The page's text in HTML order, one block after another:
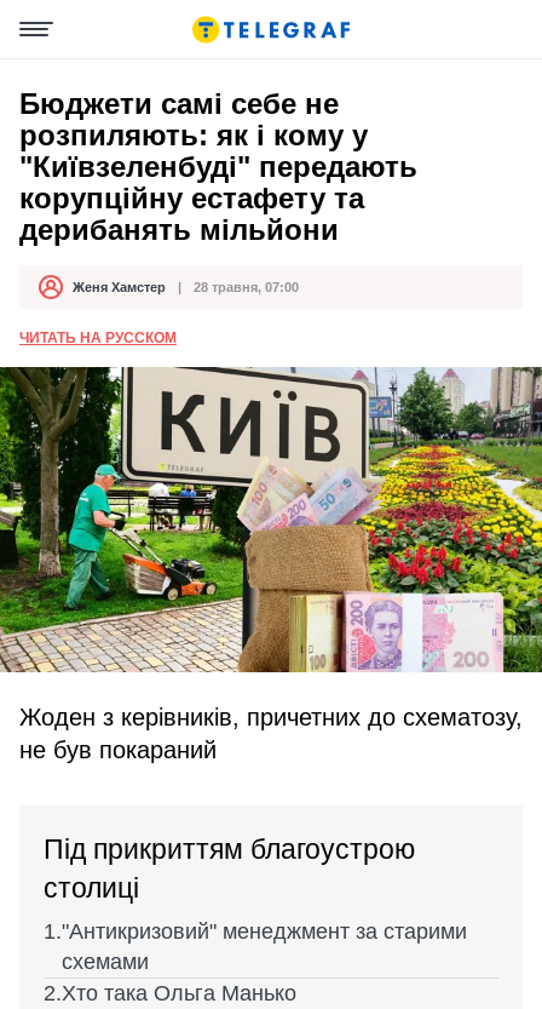
Бюджети самі себе не
розпиляють: як і кому у
"Київзеленбуді" передають
корупційну естафету та
дерибанять мільйони
АвторЖеня Хамстер
Дата публікації 28 травня, 07:00
ЧИТАТЬ НА РУССКОМ
Жоден з керівників, причетних до схематозу,
не був покараний
Під прикриттям благоустрою
столиці
"Антикризовий" менеджмент за старими
схемами
Хто така Ольга Манько